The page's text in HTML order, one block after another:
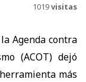
1019visitas
Agenda contra
(ACOT) dejó
más